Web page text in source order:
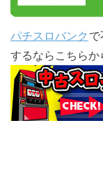
パチスロバンク で
するならこちらか